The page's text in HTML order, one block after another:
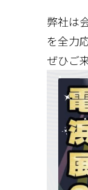
弊社は
を全力
ぜひご